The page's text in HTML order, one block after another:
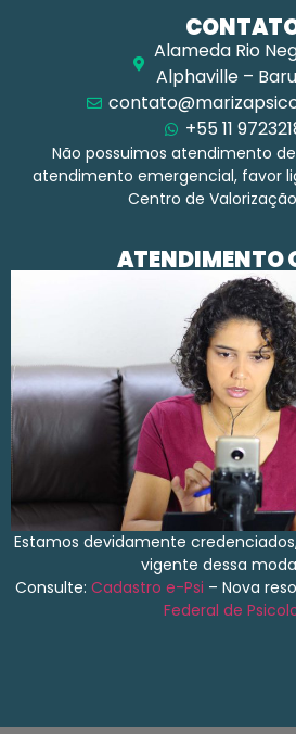
Alameda Rio
Alphaville –
+55 11
Não possuimos atendimento
atendimento emergencial, favor
Centro de
ATENDIMENTO
Estamos devidamente
vigente dessa
Consulte: Cadastro e-Psi – Nova
Federal de